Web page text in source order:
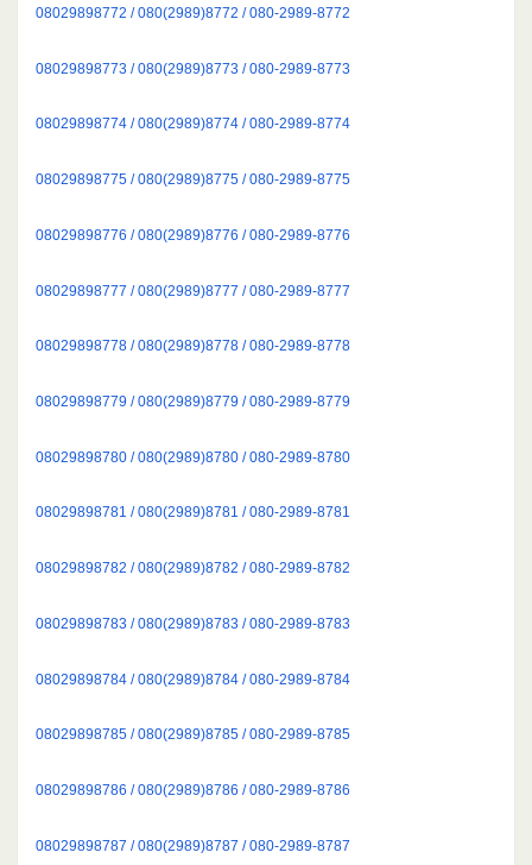
08029898772 / 080(2989)8772 / 080-2989-8772
08029898773 / 080(2989)8773 / 080-2989-8773
08029898774 / 080(2989)8774 / 080-2989-8774
08029898775 / 080(2989)8775 / 080-2989-8775
08029898776 / 080(2989)8776 / 080-2989-8776
08029898777 / 080(2989)8777 / 080-2989-8777
08029898778 / 080(2989)8778 / 080-2989-8778
08029898779 / 080(2989)8779 / 080-2989-8779
08029898780 / 080(2989)8780 / 080-2989-8780
08029898781 / 080(2989)8781 / 080-2989-8781
08029898782 / 080(2989)8782 / 080-2989-8782
08029898783 / 080(2989)8783 / 080-2989-8783
08029898784 / 080(2989)8784 / 080-2989-8784
08029898785 / 080(2989)8785 / 080-2989-8785
08029898786 / 080(2989)8786 / 080-2989-8786
08029898787 / 080(2989)8787 / 080-2989-8787